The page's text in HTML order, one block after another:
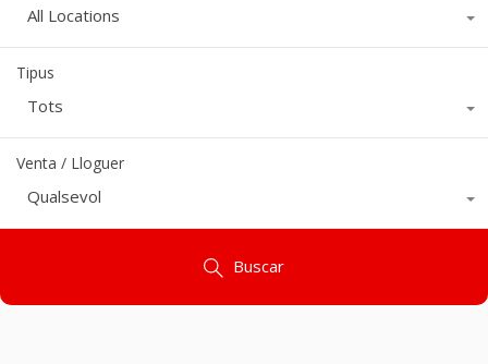
All Locations
Tipus
Tots
Venta / Lloguer
Qualsevol
Buscar